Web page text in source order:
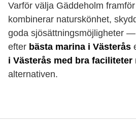
Varför välja Gäddeholm
kombinerar naturskönhet,
goda sjösättningsmöjligheter
efter bästa marina i Västerås
i Västerås med bra faciliteter
alternativen.